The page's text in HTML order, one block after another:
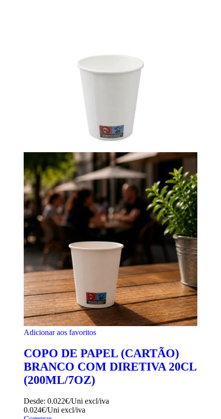
Adicionar aos favoritos
COPO DE PAPEL (CARTÃO)
BRANCO COM DIRETIVA 20CL
(200ML/7OZ)